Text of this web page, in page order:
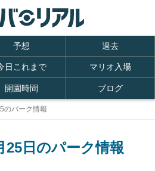
予想 過去
日これまで マリオ入場
開園時間 ブログ
のパーク情報
25日のパーク情報